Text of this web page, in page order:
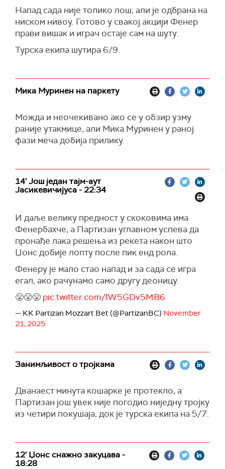
Напад сада није толико лош, али је одбрана на
ниском нивоу. Готово у свакој акцији Фенер
прави вишак и играч остаје сам на шуту.
Турска екипа шутира 6/9.
Мика Муринен на паркету
Можда и неочекивано ако се у обзир узму
раније утакмице, али Мика Муринен у раној
фази меча добија прилику.
14' Још један тајм-аут
Јасикевичијуса - 22:34
И даље велику предност у скоковима има
Фенербахче, а Партизан углавном успева да
пронађе лака решења из рекета након што
Џонс добије лопту после пик енд рола.
Фенеру је мало стао напад и за сада се игра
егал, ако рачунамо само другу деоницу.
😤😤😤 pic.twitter.com/lW5GDv5MB6
— KK Partizan Mozzart Bet (@PartizanBC) November
21, 2025
Занимљивост о тројкама
Дванаест минута кошарке је протекло, а
Партизан још увек није погодио ниједну тројку
из четири покушаја, док је турска екипа на 5/7.
12' Џонс снажно закуцава -
18:28